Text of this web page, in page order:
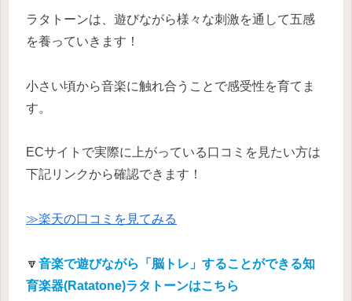
ラタトーンは、遊びながら様々な刺激を通して五感
を養っていきます！
小さい頃から音楽に触れ合うことで感受性を育てま
す。
ECサイトで実際に上がっている口コミを見たい方は
下記リンクから確認できます！
≫楽天の口コミを見てみる
🔽 音楽で遊びながら「脳トレ」することができる知
育楽器(Ratatone)ラタトーンはこちら